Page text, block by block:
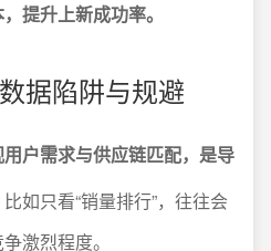
提升上新成功率。
据陷阱与规避
户需求与供应链匹配，是导
比如只看“销量排行”，往往会
激烈程度。